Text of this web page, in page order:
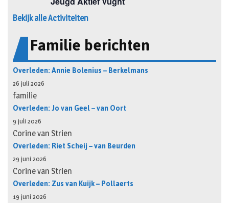
Bekijk alle Activiteiten
Familie berichten
Overleden: Annie Bolenius – Berkelmans
26 juli 2026
familie
Overleden: Jo van Geel – van Oort
9 juli 2026
Corine van Strien
Overleden: Riet Scheij – van Beurden
29 juni 2026
Corine van Strien
Overleden: Zus van Kuijk – Pollaerts
19 juni 2026